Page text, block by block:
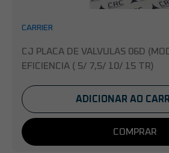
CARRIER
CJ PLACA DE VALVULAS 06D
EFICIENCIA ( 5/ 7,5/ 10/ 15 TR)
ADICIONAR AO
COMPRAR